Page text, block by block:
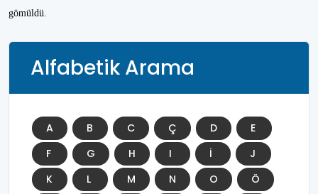
gömüldü.
Alfabetik Arama
A B C Ç D
E
F
G H I İ
J
K
L M N O
Ö